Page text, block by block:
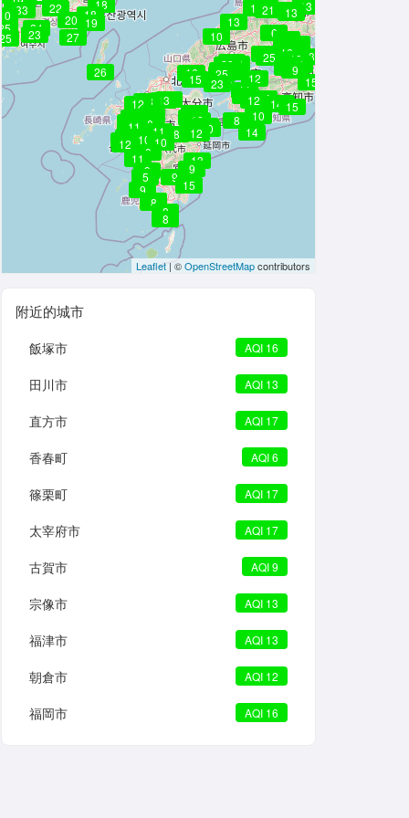
21
19
9
20
25
8
18
22
19
12
12
10
14
12
9
13
23
16
22
11
10
19
19
8
25
5
18
24
23
11
8
5
9
12
26
13
9
13
15
11
23
8
27
8
10
10
11
10
11
28
10
9
16
6
12
10
9
18
13
26
12
8
14
13 10
25
15
23
9
23
16
6
8
21
11
15
10
13
15
19
19
15
25
21
33
12
12
20 13
10 12
9
15
17
28
Leaflet | ©OpenStreetMapcontributors
附近的城市
飯塚市 AQI 16
田川市 AQI 13
直方市 AQI 17
香春町 AQI 6
篠栗町 AQI 17
太宰府市 AQI 17
古賀市 AQI 9
宗像市 AQI 13
福津市 AQI 13
朝倉市 AQI 12
福岡市 AQI 16